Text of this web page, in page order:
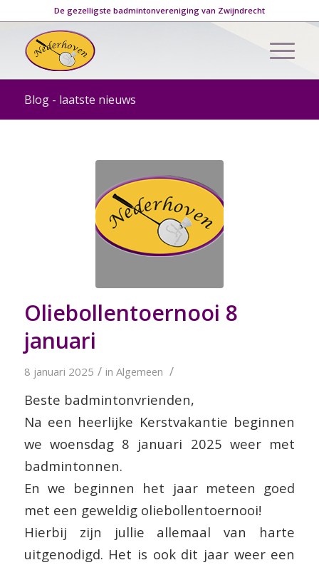
De gezelligste badmintonvereniging van Zwijndrecht
Blog - laatste nieuws
Oliebollentoernooi 8
januari
8 januari 2025 / in Algemeen /
Beste badmintonvrienden,
Na een heerlijke Kerstvakantie beginnen
we woensdag 8 januari 2025 weer met
badmintonnen.
En we beginnen het jaar meteen goed
met een geweldig oliebollentoernooi!
Hierbij zijn jullie allemaal van harte
uitgenodigd. Het is ook dit jaar weer een